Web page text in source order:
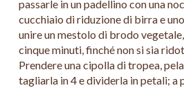
passarle in un padellino con una
cucchiaio di riduzione di birra e
unire un mestolo di brodo
cinque minuti, finché non si sia
Prendere una cipolla di tropea,
tagliarla in 4 e dividerla in petali; a